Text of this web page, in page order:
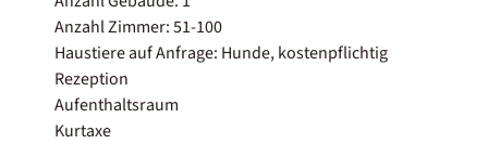
Anzahl Zimmer: 51-100
Haustiere auf Anfrage: Hunde, kostenpflichtig
Rezeption
Aufenthaltsraum
Kurtaxe